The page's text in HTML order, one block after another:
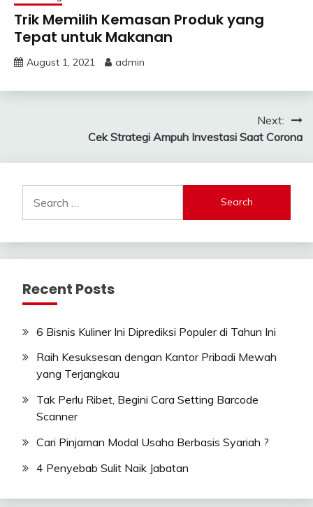
Trik Memilih Kemasan Produk yang
Tepat untuk Makanan
August 1, 2021 admin
navigation
Next:
Cek Strategi Ampuh Investasi Saat Corona
for:
Recent Posts
6 Bisnis Kuliner Ini Diprediksi Populer di Tahun Ini
Raih Kesuksesan dengan Kantor Pribadi Mewah
yang Terjangkau
Tak Perlu Ribet, Begini Cara Setting Barcode
Scanner
Cari Pinjaman Modal Usaha Berbasis Syariah ?
4 Penyebab Sulit Naik Jabatan